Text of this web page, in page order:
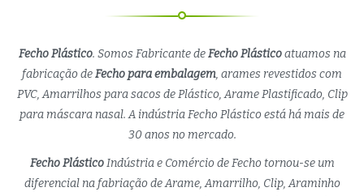
Fecho Plástico. Somos Fabricante deFecho Plásticoatuamos na
fabricação deFecho para embalagem, arames revestidos com
PVC, Amarrilhos para sacos de Plástico, Arame Plastificado, Clip
para máscara nasal. A indústria Fecho Plástico está há mais de
30 anos no mercado.
Fecho PlásticoIndústria e Comércio de Fecho tornou-se um
diferencial na fabriação de Arame, Amarrilho, Clip, Araminho